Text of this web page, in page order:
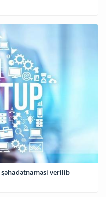
verilib